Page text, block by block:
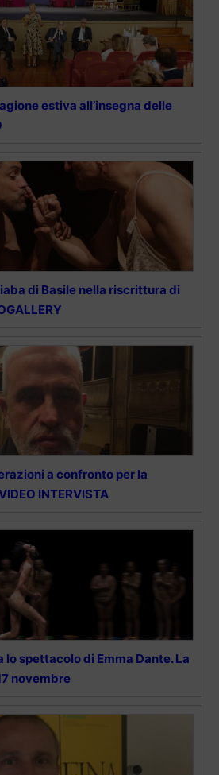
estiva all’insegna delle
di Basile nella riscrittura di
a confronto per la
INTERVISTA
lo spettacolo di Emma Dante. La
novembre